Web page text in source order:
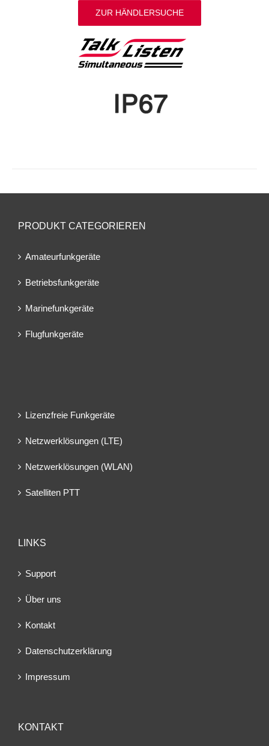
ZUR HÄNDLERSUCHE
PRODUKT CATEGORIEREN
Amateurfunkgeräte
Betriebsfunkgeräte
Marinefunkgeräte
Flugfunkgeräte
Lizenzfreie Funkgeräte
Netzwerklösungen (LTE)
Netzwerklösungen (WLAN)
Satelliten PTT
LINKS
Support
Über uns
Kontakt
Datenschutzerklärung
Impressum
KONTAKT